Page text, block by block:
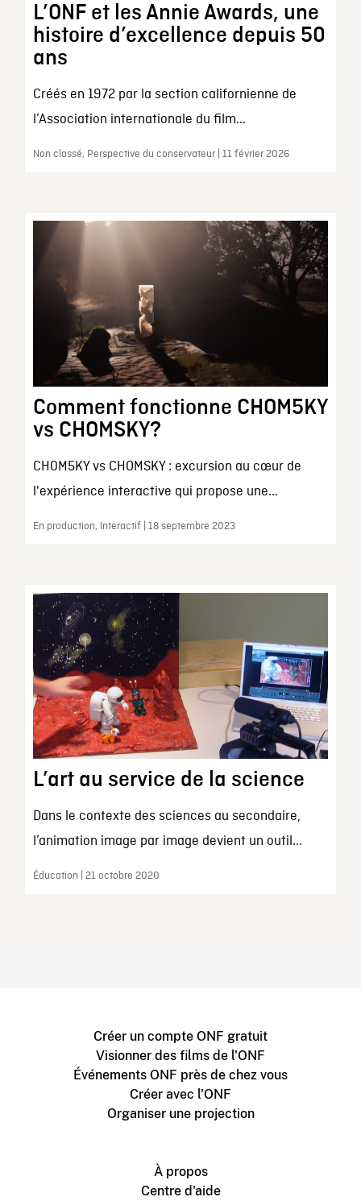
L’ONF et les Annie Awards, une
histoire d’excellence depuis 50
ans
Créés en 1972 par la section californienne de
l’Association internationale du film...
Non classé, Perspective du conservateur | 11 février 2026
Comment fonctionne CHOM5KY
vs CHOMSKY?
CH0M5KY vs CHOMSKY : excursion au cœur de
l'expérience interactive qui propose une...
En production, Interactif | 18 septembre 2023
L’art au service de la science
Dans le contexte des sciences au secondaire,
l’animation image par image devient un outil...
Éducation | 21 octobre 2020
Créer un compte ONF gratuit
Visionner des films de l'ONF
Événements ONF près de chez vous
Créer avec l'ONF
Organiser une projection
À propos
Centre d'aide